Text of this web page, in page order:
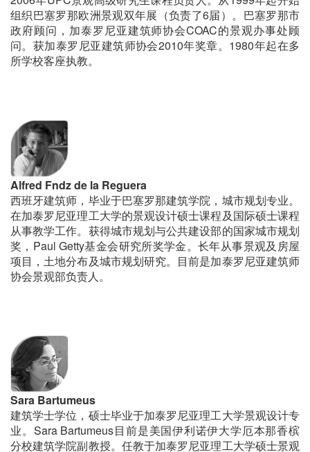
组织巴塞罗那欧洲景观双年展（负责了6届）。巴塞罗那市
政府顾问，加泰罗尼亚建筑师协会COAC的景观办事处顾
问。获加泰罗尼亚建筑师协会2010年奖章。1980年起在多
所学校客座执教。
Alfred Fndz de la Reguera
西班牙建筑师，毕业于巴塞罗那建筑学院，城市规划专业。
在加泰罗尼亚理工大学的景观设计硕士课程及国际硕士课程
从事教学工作。获得城市规划与公共建设部的国家城市规划
奖，Paul Getty基金会研究所奖学金。长年从事景观及房屋
项目，土地分布及城市规划研究。目前是加泰罗尼亚建筑师
协会景观部负责人。
Sara Bartumeus
建筑学士学位，硕士毕业于加泰罗尼亚理工大学景观设计专
业。Sara Bartumeus目前是美国伊利诺伊大学厄本那香槟
分校建筑学院副教授。任教于加泰罗尼亚理工大学硕士景观